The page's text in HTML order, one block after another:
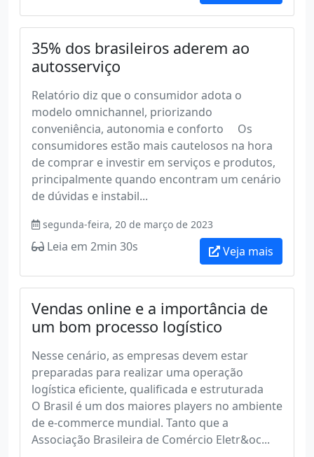
35% dos brasileiros aderem ao
autosserviço
Relatório diz que o consumidor adota o
modelo omnichannel, priorizando
conveniência, autonomia e conforto Os
consumidores estão mais cautelosos na hora
de comprar e investir em serviços e produtos,
principalmente quando encontram um cenário
de dúvidas e instabil...
segunda-feira, 20 de março de 2023
Leia em 2min 30s Veja mais
Vendas online e a importância de
um bom processo logístico
Nesse cenário, as empresas devem estar
preparadas para realizar uma operação
logística eficiente, qualificada e estruturada
O Brasil é um dos maiores players no ambiente
de e-commerce mundial. Tanto que a
Associação Brasileira de Comércio Eletr&oc...